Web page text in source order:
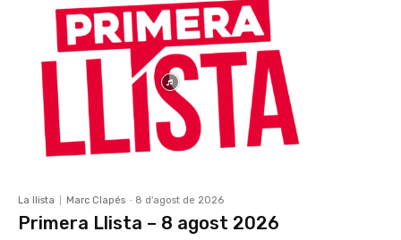
La llista Marc Clapés - 8 d'agost de 2026
Primera Llista – 8 agost 2026